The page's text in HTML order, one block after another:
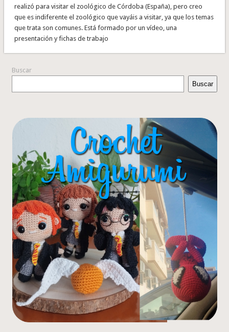
realizó para visitar el zoológico de Córdoba (España), pero creo
que es indiferente el zoológico que vayáis a visitar, ya que los temas
que trata son comunes. Está formado por un vídeo, una
presentación y fichas de trabajo
Buscar
Buscar